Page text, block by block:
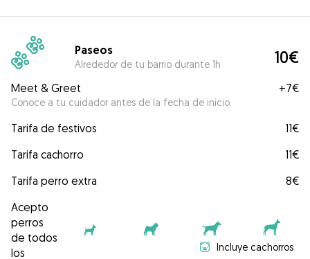
Paseos
Alrededor de tu barrio durante 1h 10€
Meet & Greet
Conoce a tu cuidador antes de la fecha de inicio.
+7€
Tarifa de festivos
11€
Tarifa cachorro
11€
Tarifa perro extra
8€
Acepto
perros
de todos
los
Incluye cachorros